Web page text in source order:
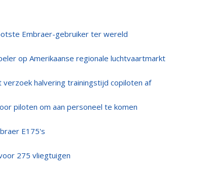
Embraer-gebruiker ter wereld
op Amerikaanse regionale luchtvaartmarkt
halvering trainingstijd copiloten af
piloten om aan personeel te komen
E175's
275 vliegtuigen